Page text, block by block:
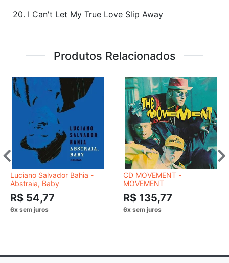
20. I Can't Let My True Love Slip Away
Produtos Relacionados
Luciano Salvador Bahia -
Abstraia, Baby
R$ 54,77
CD MOVEMENT -
MOVEMENT
R$ 135,77